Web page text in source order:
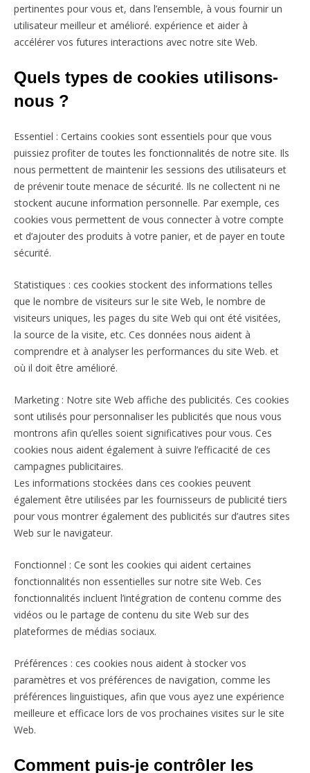
pertinentes pour vous et, dans l’ensemble, à vous fournir un
utilisateur meilleur et amélioré. expérience et aider à
accélérer vos futures interactions avec notre site Web.
Quels types de cookies utilisons-
nous ?
Essentiel : Certains cookies sont essentiels pour que vous
puissiez profiter de toutes les fonctionnalités de notre site. Ils
nous permettent de maintenir les sessions des utilisateurs et
de prévenir toute menace de sécurité. Ils ne collectent ni ne
stockent aucune information personnelle. Par exemple, ces
cookies vous permettent de vous connecter à votre compte
et d’ajouter des produits à votre panier, et de payer en toute
sécurité.
Statistiques : ces cookies stockent des informations telles
que le nombre de visiteurs sur le site Web, le nombre de
visiteurs uniques, les pages du site Web qui ont été visitées,
la source de la visite, etc. Ces données nous aident à
comprendre et à analyser les performances du site Web. et
où il doit être amélioré.
Marketing : Notre site Web affiche des publicités. Ces cookies
sont utilisés pour personnaliser les publicités que nous vous
montrons afin qu’elles soient significatives pour vous. Ces
cookies nous aident également à suivre l’efficacité de ces
campagnes publicitaires.
Les informations stockées dans ces cookies peuvent
également être utilisées par les fournisseurs de publicité tiers
pour vous montrer également des publicités sur d’autres sites
Web sur le navigateur.
Fonctionnel : Ce sont les cookies qui aident certaines
fonctionnalités non essentielles sur notre site Web. Ces
fonctionnalités incluent l’intégration de contenu comme des
vidéos ou le partage de contenu du site Web sur des
plateformes de médias sociaux.
Préférences : ces cookies nous aident à stocker vos
paramètres et vos préférences de navigation, comme les
préférences linguistiques, afin que vous ayez une expérience
meilleure et efficace lors de vos prochaines visites sur le site
Web.
Comment puis-je contrôler les